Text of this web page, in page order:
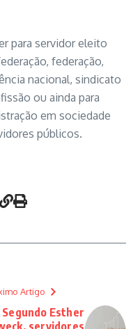
para servidor eleito
federação,
nacional, sindicato
ou ainda para
em sociedade
públicos.
Artigo
Segundo Esther
servidores